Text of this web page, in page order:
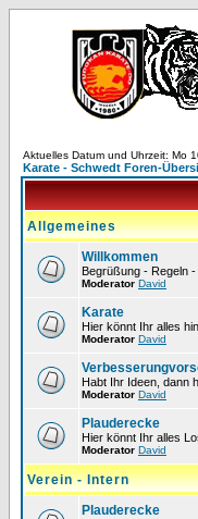
Aktuelles Datum und Uhrzeit: Mo
Karate - Schwedt Foren-
Allgemeines
Willkommen
Begrüßung - Regeln -
Moderator David
Karate
Hier könnt Ihr alles
Moderator David
Habt Ihr Ideen, dann
Moderator David
Plauderecke
Hier könnt Ihr alles
Moderator David
Verein - Intern
Plauderecke